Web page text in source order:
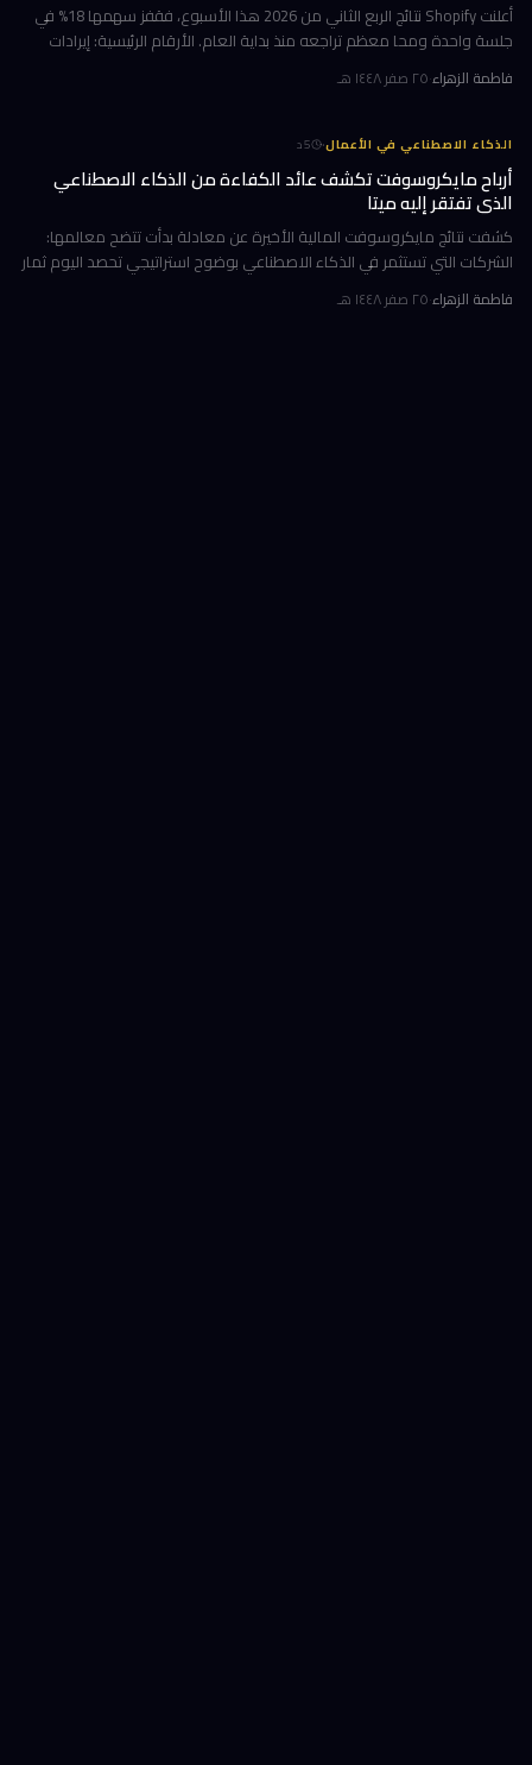
أعلنت Shopify نتائج الربع الثاني من 2026 هذا الأسبوع، فقفز سهمها 18% في
جلسة واحدة ومحا معظم تراجعه منذ بداية العام. الأرقام الرئيسية: إيرادات
ربعية 3.58 مليار دولار بنمو 34%، وحجم بضائع إجمالي GMV بل
فاطمة الزهراء·٢٥ صفر ١٤٤٨ هـ
الذكاء الاصطناعي في الأعمال·
5د
أرباح مايكروسوفت تكشف عائد الكفاءة من الذكاء الاصطناعي
الذي تفتقر إليه ميتا
كشفت نتائج مايكروسوفت المالية الأخيرة عن معادلة بدأت تتضح معالمها:
الشركات التي تستثمر في الذكاء الاصطناعي بوضوح استراتيجي تحصد اليوم ثمار
الكفاءة وخفض التكاليف، بينما تتعثر أخرى في تحويل إنفاقها الضخ
فاطمة الزهراء·٢٥ صفر ١٤٤٨ هـ